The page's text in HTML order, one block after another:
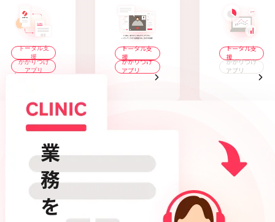
トータル支
援
かかりつけ
アプリ
トータル支
援
かかりつけ
アプリ
トータル支
援
かかりつけ
アプリ
業
務
を